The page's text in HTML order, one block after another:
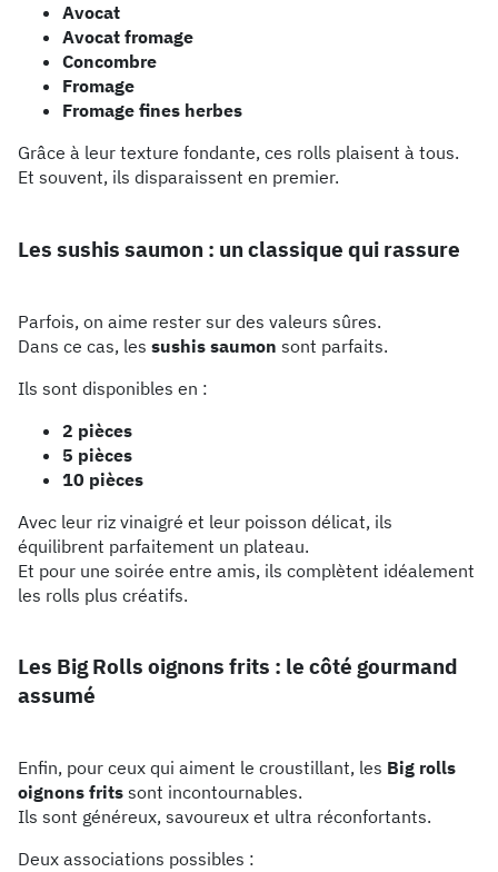
Avocat
Avocat fromage
Concombre
Fromage
Fromage fines herbes
Grâce à leur texture fondante, ces rolls plaisent à tous.
Et souvent, ils disparaissent en premier.
Les sushis saumon : un classique qui rassure
Parfois, on aime rester sur des valeurs sûres.
Dans ce cas, les sushis saumon sont parfaits.
Ils sont disponibles en :
2 pièces
5 pièces
10 pièces
Avec leur riz vinaigré et leur poisson délicat, ils
équilibrent parfaitement un plateau.
Et pour une soirée entre amis, ils complètent idéalement
les rolls plus créatifs.
Les Big Rolls oignons frits : le côté gourmand
assumé
Enfin, pour ceux qui aiment le croustillant, les Big rolls
oignons frits sont incontournables.
Ils sont généreux, savoureux et ultra réconfortants.
Deux associations possibles :